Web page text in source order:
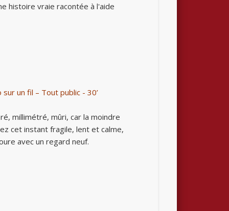
histoire vraie racontée à l'aide
sur un fil – Tout public - 30’
millimétré, mûri, car la moindre
cet instant fragile, lent et calme,
avec un regard neuf.